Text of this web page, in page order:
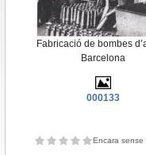
Fabricació de bombes
Barcelona
000133
Encara sense